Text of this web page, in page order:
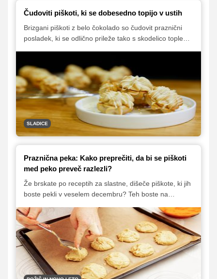
Čudoviti piškoti, ki se dobesedno topijo v ustih
Brizgani piškoti z belo čokolado so čudovit praznični
posladek, ki se odlično prileže tako s skodelico toplega
ustih. Oglejte si video, ki smo ga posneli z mlado
slaščičarko Kristino Turk, nato pa zavihajte rokave in s
slastnimi piškotki presenetite svoje najdražje.
SLADICE
Praznična peka: Kako preprečiti, da bi se piškoti
med peko preveč razlezli?
Že brskate po receptih za slastne, dišeče piškote, ki jih
boste pekli v veselem decembru? Teh boste na
rokave, si preberite nekaj nepogrešljivih nasvetov in
osvojite nekaj trikov, da bodo vaši piškoti še boljši, lepši
in tudi okusnejši.